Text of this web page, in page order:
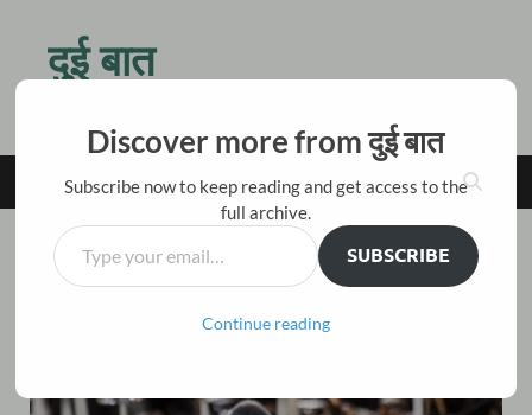
दुई बात
MAIN MENU
कविता
Discover more from दुई बात
Subscribe now to keep reading and get access to the
full archive.
SUBSCRIBE
Continue reading